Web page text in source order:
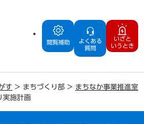
閲覧補助
よくある
質問
いざと
いうとき
す > まちづくり部 > まちなか事業推進室
実施計画